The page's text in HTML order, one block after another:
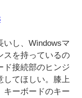
いし、Windowsマ
スを持っているの
ド接続部のヒンジ
してほしい。膝上
キーボードのキー